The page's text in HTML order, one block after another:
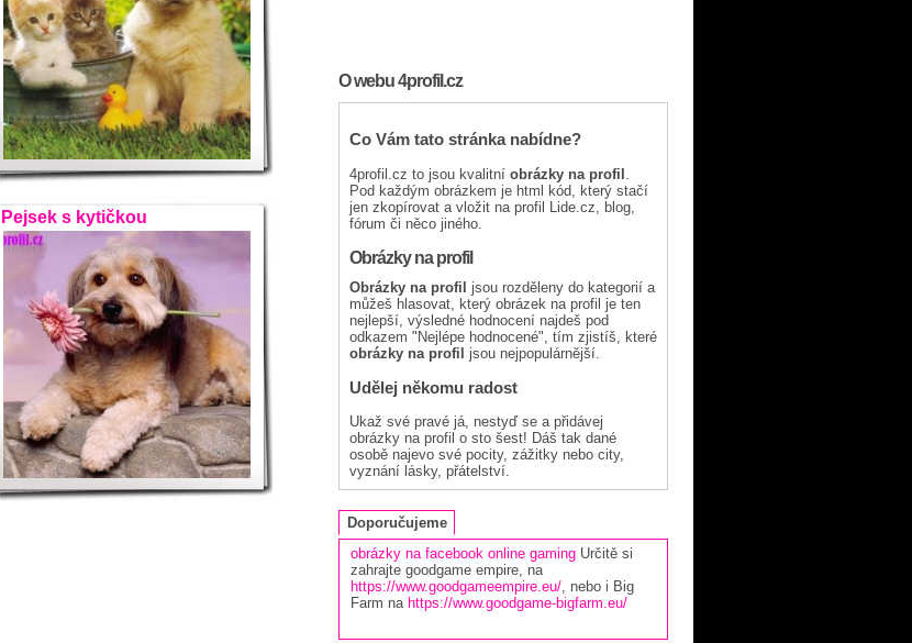
O webu 4profil.cz
Co Vám tato stránka nabídne?
4profil.cz to jsou kvalitní obrázky na profil
Pod každým obrázkem je html kód, který stačí
jen zkopírovat a vložit na profil Lide.cz, blog,
fórum či něco jiného.
Obrázky na profil
Obrázky na profil jsou rozděleny do kategorií a
můžeš hlasovat, který obrázek na profil je ten
nejlepší, výsledné hodnocení najdeš pod
odkazem "Nejlépe hodnocené", tím zjistíš, které
obrázky na profil jsou nejpopulárnější.
Udělej někomu radost
Ukaž své pravé já, nestyď se a přidávej
obrázky na profil o sto šest! Dáš tak dané
osobě najevo své pocity, zážitky nebo city,
vyznání lásky, přátelství.
Doporučujeme
obrázky na facebook online gaming Určitě si
zahrajte goodgame empire, na
https://www.goodgameempire.eu/ , nebo i Big
Farm na https://www.goodgame-bigfarm.eu/
Pejsek s kytičkou